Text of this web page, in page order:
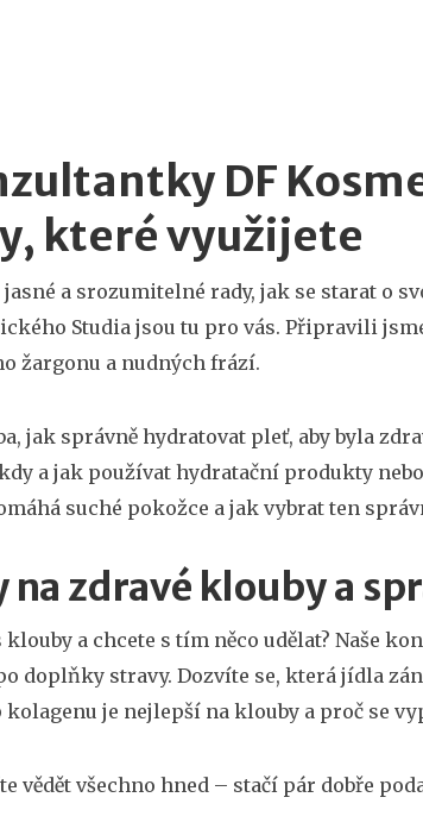
DF
které využijete
jasné a srozumitelné rady, jak se starat o
Studia jsou tu pro vás. Připravili
žargonu a nudných frází.
jak správně hydratovat pleť, aby byla
a jak používat hydratační produkty
suché pokožce a jak vybrat ten
na zdravé klouby a
klouby a chcete s tím něco udělat? Naše
doplňky stravy. Dozvíte se, která jídla
kolagenu je nejlepší na klouby a proč se
vědět všechno hned – stačí pár dobře